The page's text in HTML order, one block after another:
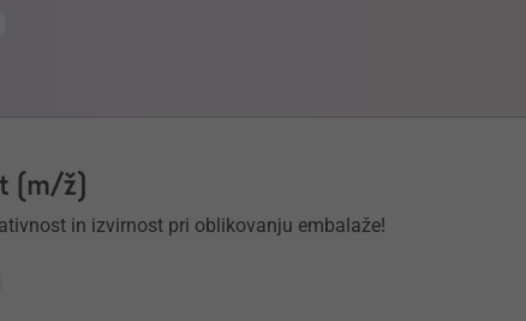
(m/ž)
in izvirnost pri oblikovanju embalaže!